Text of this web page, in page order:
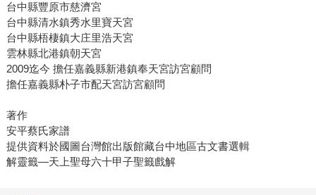
台中縣豐原市慈濟宮
台中縣清水鎮秀水里寶天宮
台中縣梧棲鎮大庄里浩天宮
雲林縣北港鎮朝天宮
2009迄今 擔任嘉義縣新港鎮奉天宮訪宮顧問
擔任嘉義縣朴子市配天宮訪宮顧問
著作
安平蔡氏家譜
提供資料於國圖台灣館出版館藏台中地區古文書選輯
解靈籤—天上聖母六十甲子聖籤戲解